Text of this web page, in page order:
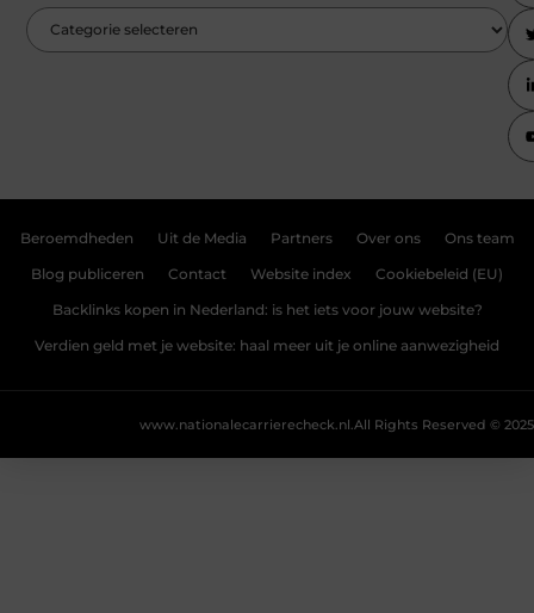
Beroemdheden Uit de Media Partners Over ons Ons team
Blog publiceren Contact Website index Cookiebeleid (EU)
Backlinks kopen in Nederland: is het iets voor jouw website?
Verdien geld met je website: haal meer uit je online aanwezigheid
All Rights Reserved © 2025
www.nationalecarrierecheck.nl.